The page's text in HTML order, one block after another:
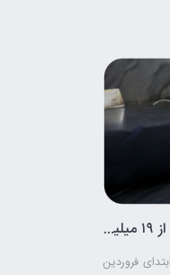
تامین ارز برای واردات از ۱۹ میلیارد دلار گذشت
فروردین